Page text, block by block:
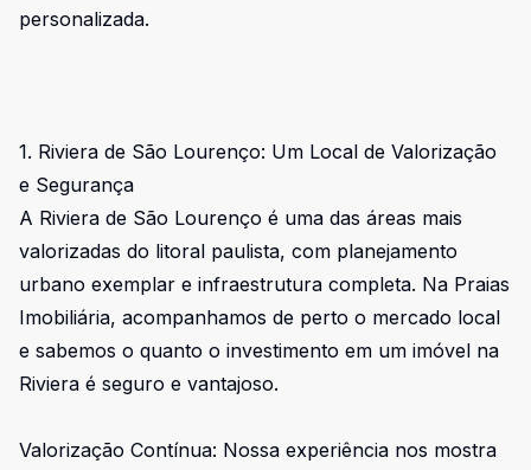
personalizada.
1. Riviera de São Lourenço: Um Local de Valorização
e Segurança
A Riviera de São Lourenço é uma das áreas mais
valorizadas do litoral paulista, com planejamento
urbano exemplar e infraestrutura completa. Na Praias
Imobiliária, acompanhamos de perto o mercado local
e sabemos o quanto o investimento em um imóvel na
Riviera é seguro e vantajoso.
Valorização Contínua: Nossa experiência nos mostra